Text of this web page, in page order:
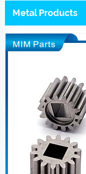
Metal Products